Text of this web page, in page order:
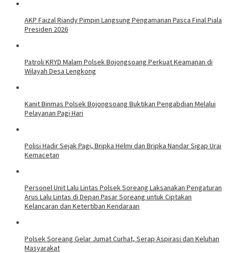
AKP Faizal Riandy Pimpin Langsung Pengamanan Pasca Final Piala
Presiden 2026
Patroli KRYD Malam Polsek Bojongsoang Perkuat Keamanan di
Wilayah Desa Lengkong
Kanit Binmas Polsek Bojongsoang Buktikan Pengabdian Melalui
Pelayanan Pagi Hari
Polisi Hadir Sejak Pagi, Bripka Helmi dan Bripka Nandar Sigap Urai
Kemacetan
Personel Unit Lalu Lintas Polsek Soreang Laksanakan Pengaturan
Arus Lalu Lintas di Depan Pasar Soreang untuk Ciptakan
Kelancaran dan Ketertiban Kendaraan
Polsek Soreang Gelar Jumat Curhat, Serap Aspirasi dan Keluhan
Masyarakat